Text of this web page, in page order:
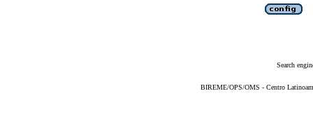
Search
BIREME/OPS/OMS - Centro